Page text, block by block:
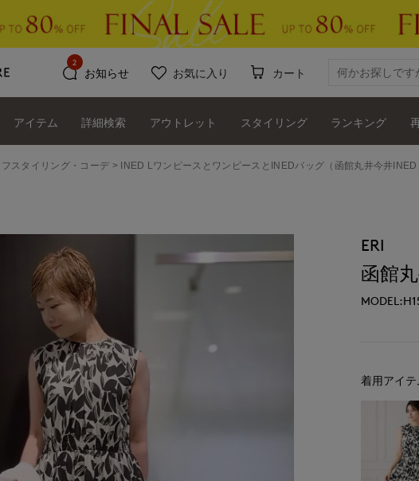
お知らせ
2
お気に入り カート
アイテム 詳細検索 アウトレット スタイリング ランキング
フスタイリング・コーデ INED LワンピースとワンピースとINEDバッグ（函館丸井今井INED
ERI
函館
着用アイテ